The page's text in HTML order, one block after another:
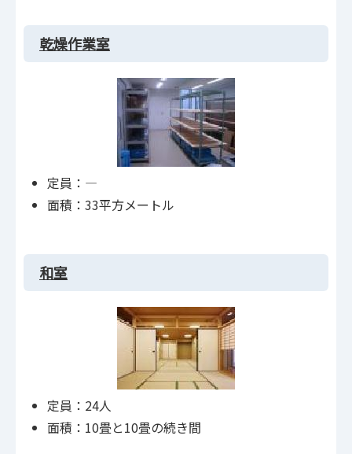
乾燥作業室
定員：―
面積：33平方メートル
和室
定員：24人
面積：10畳と10畳の続き間